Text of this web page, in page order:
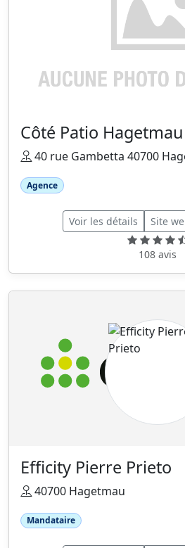
Côté Patio Hagetmau
40 rue Gambetta 40700
Agence
Voir les détails Site
108 avis
Efficity Pierre Prieto
40700 Hagetmau
Mandataire